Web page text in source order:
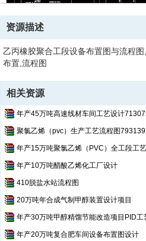
资源描述
乙丙橡胶聚合工段设备布置图与流程
布置,流程图
相关资源
年产45万吨高速线材车间工艺设计
聚氯乙烯（pvc）生产工艺流程图793139
年产15万吨聚氯乙烯（PVC）全工段工
年产10万吨醋酸乙烯化工厂设计
410脱盐水站流程图
20万吨年合成气制甲醇装置设计项目
年产30万吨甲醇精馏节能改造项目PID工
年产20万吨复合肥车间设备布置图设计